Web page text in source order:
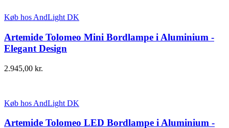
Køb hos AndLight DK
Artemide Tolomeo Mini Bordlampe i Aluminium -
Elegant Design
2.945,00 kr.
Køb hos AndLight DK
Artemide Tolomeo LED Bordlampe i Aluminium -